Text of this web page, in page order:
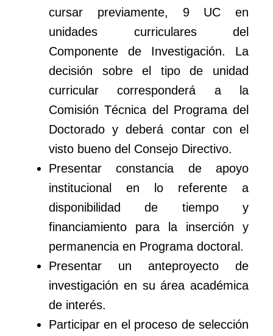
cursar previamente, 9 UC en
unidades curriculares del
Componente de Investigación. La
decisión sobre el tipo de unidad
curricular corresponderá a la
Comisión Técnica del Programa del
Doctorado y deberá contar con el
visto bueno del Consejo Directivo.
Presentar constancia de apoyo
institucional en lo referente a
disponibilidad de tiempo y
financiamiento para la inserción y
permanencia en Programa doctoral.
Presentar un anteproyecto de
investigación en su área académica
de interés.
Participar en el proceso de selección